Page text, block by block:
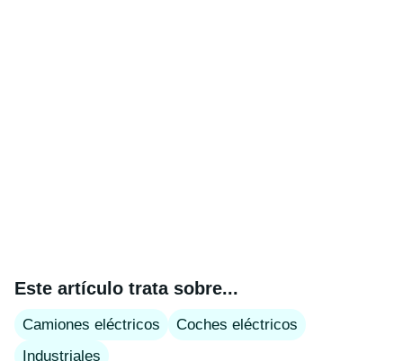
Este artículo trata sobre...
Camiones eléctricos
Coches eléctricos
Industriales